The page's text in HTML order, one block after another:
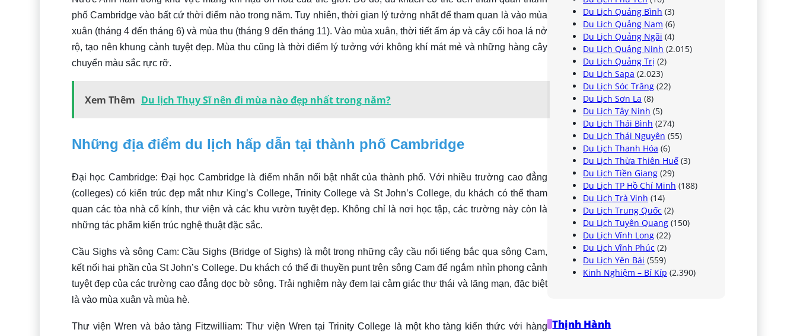
phố Cambridge vào bất cứ thời điểm nào trong năm. Tuy nhiên, thời gian lý tưởng nhất để tham quan là vào mùa
xuân (tháng 4 đến tháng 6) và mùa thu (tháng 9 đến tháng 11). Vào mùa xuân, thời tiết ấm áp và cây cối hoa lá nở
rộ, tạo nên khung cảnh tuyệt đẹp. Mùa thu cũng là thời điểm lý tưởng với không khí mát mẻ và những hàng cây
chuyển màu sắc rực rỡ.
Xem Thêm Du lịch Thụy Sĩ nên đi mùa nào đẹp nhất trong năm?
Những địa điểm du lịch hấp dẫn tại thành phố Cambridge
Đại học Cambridge: Đại học Cambridge là điểm nhấn nổi bật nhất của thành phố. Với nhiều trường cao đẳng
(colleges) có kiến trúc đẹp mắt như King’s College, Trinity College và St John’s College, du khách có thể tham
quan các tòa nhà cổ kính, thư viện và các khu vườn tuyệt đẹp. Không chỉ là nơi học tập, các trường này còn là
những tác phẩm kiến trúc nghệ thuật đặc sắc.
Cầu Sighs và sông Cam: Cầu Sighs (Bridge of Sighs) là một trong những cây cầu nổi tiếng bắc qua sông Cam,
kết nối hai phần của St John’s College. Du khách có thể đi thuyền punt trên sông Cam để ngắm nhìn phong cảnh
tuyệt đẹp của các trường cao đẳng dọc bờ sông. Trải nghiệm này đem lại cảm giác thư thái và lãng mạn, đặc biệt
là vào mùa xuân và mùa hè.
Thư viện Wren và bảo tàng Fitzwilliam: Thư viện Wren tại Trinity College là một kho tàng kiến thức với hàng
Du Lịch Quảng Bình (3)
Du Lịch Quảng Nam (6)
Du Lịch Quảng Ngãi (4)
Du Lịch Quảng Ninh (2.015)
Du Lịch Quảng Trị (2)
Du Lịch Sapa (2.023)
Du Lịch Sóc Trăng (22)
Du Lịch Sơn La (8)
Du Lịch Tây Ninh (5)
Du Lịch Thái Bình (274)
Du Lịch Thái Nguyên (55)
Du Lịch Thanh Hóa (6)
Du Lịch Thừa Thiên Huế (3)
Du Lịch Tiền Giang (29)
Du Lịch TP Hồ Chí Minh (188)
Du Lịch Trà Vinh (14)
Du Lịch Trung Quốc (2)
Du Lịch Tuyên Quang (150)
Du Lịch Vĩnh Long (22)
Du Lịch Vĩnh Phúc (2)
Du Lịch Yên Bái (559)
Kinh Nghiệm – Bí Kíp (2.390)
Thịnh Hành